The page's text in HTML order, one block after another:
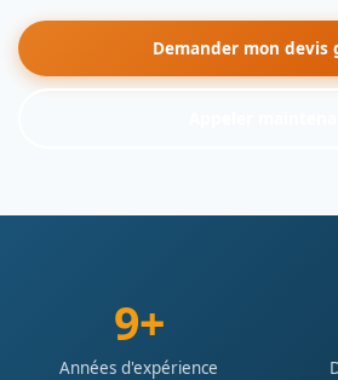
Demander mon devis
10+
Années d'expérience